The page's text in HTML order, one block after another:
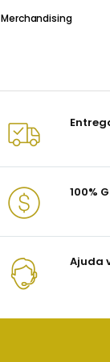
Merchandising
100%
Ajuda